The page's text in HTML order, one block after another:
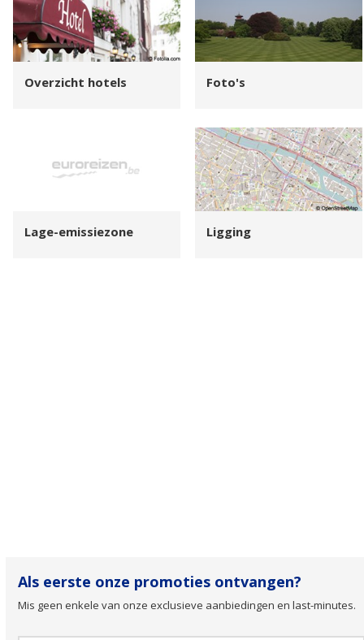
Overzicht hotels Foto's
Lage-emissiezone Ligging
Als eerste onze promoties ontvangen?
Mis geen enkele van onze exclusieve aanbiedingen en last-minutes.